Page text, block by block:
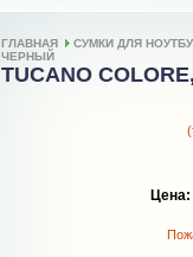
ГЛАВНАЯ
СУМКИ ДЛЯ
ЧЕРНЫЙ
TUCANO
Цена: